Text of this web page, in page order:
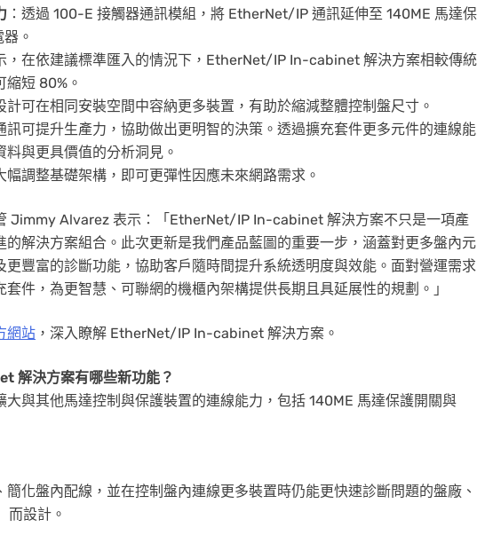
：透過 100-E 接觸器通訊模組，將 EtherNet/IP 通訊延伸至 140ME 馬達保
。
，在依建議標準匯入的情況下，EtherNet/IP In-cabinet 解決方案相較傳統
短 80%。
計可在相同安裝空間中容納更多裝置，有助於縮減整體控制盤尺寸。
訊可提升生產力，協助做出更明智的決策。透過擴充套件更多元件的連線能
與更具價值的分析洞見。
幅調整基礎架構，即可更彈性因應未來網路需求。
Jimmy Alvarez 表示：「EtherNet/IP In-cabinet 解決方案不只是一項產
解決方案組合。此次更新是我們產品藍圖的重要一步，涵蓋對更多盤內元
豐富的診斷功能，協助客戶隨時間提升系統透明度與效能。面對營運需求
件，為更智慧、可聯網的機櫃內架構提供長期且具延展性的規劃。」
網站 ，深入瞭解 EtherNet/IP In-cabinet 解決方案。
解決方案有哪些新功能？
與其他馬達控制與保護裝置的連線能力，包括 140ME 馬達保護開關與
化盤內配線，並在控制盤內連線更多裝置時仍能更快速診斷問題的盤廠、
而設計。